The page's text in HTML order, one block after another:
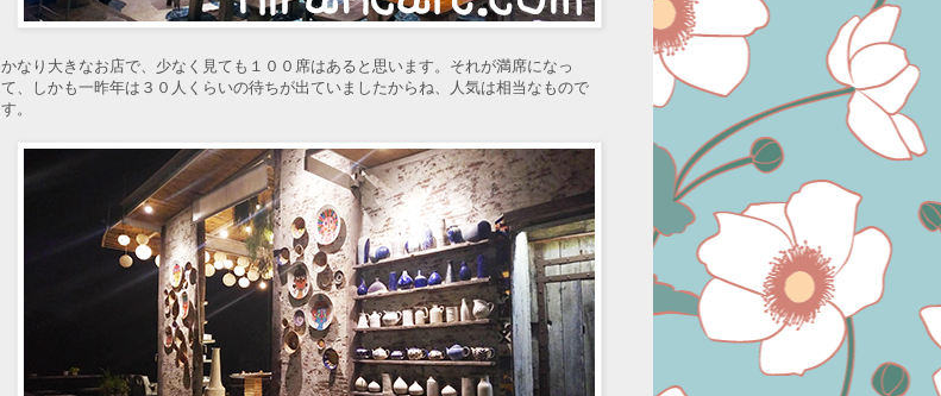
かなり大きなお店で、少なく見ても１００席はあると思います。それが満席になっ
て、しかも一昨年は３０人くらいの待ちが出ていましたからね、人気は相当なもので
す。